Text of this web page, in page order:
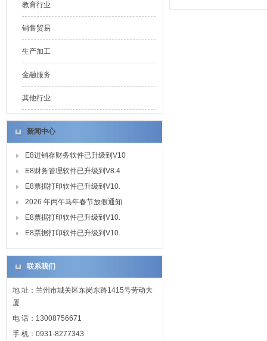
教育行业
销售贸易
生产加工
金融服务
其他行业
新闻中心
E8进销存财务软件已升级到V10
E8财务管理软件已升级到V8.4
E8票据打印软件已升级到V10.
2026 年丙午马年春节放假通知
E8票据打印软件已升级到V10.
E8票据打印软件已升级到V10.
联系我们
地 址：兰州市城关区东岗东路1415号劳动大
厦
电 话：13008756671
手 机：0931-8277343